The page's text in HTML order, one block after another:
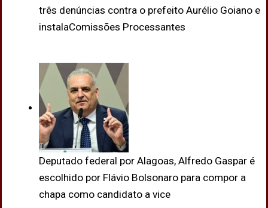
três denúncias contra o prefeito Aurélio Goiano e
instalaComissões Processantes
Deputado federal por Alagoas, Alfredo Gaspar é
escolhido por Flávio Bolsonaro para compor a
chapa como candidato a vice